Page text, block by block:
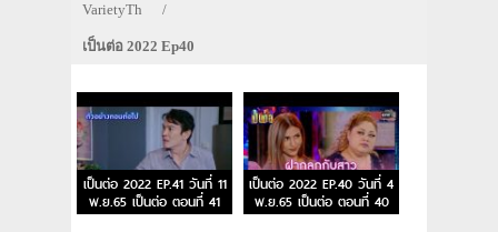
VarietyTh /
เป็นต่อ 2022 Ep40
เป็นต่อ 2022 EP.41 วันที่ 11
พ.ย.65 เป็นต่อ ตอนที่ 41
เป็นต่อ 2022 EP.40 วันที่ 4
พ.ย.65 เป็นต่อ ตอนที่ 40